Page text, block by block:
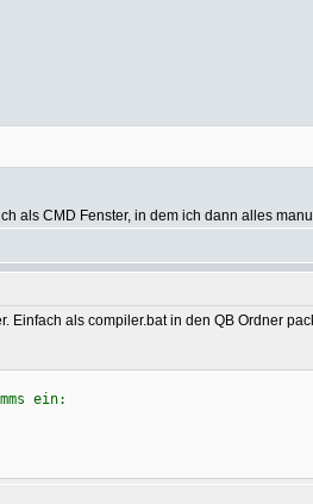
als CMD Fenster, in dem ich dann alles
als compiler.bat in den QB Ordner
ein: